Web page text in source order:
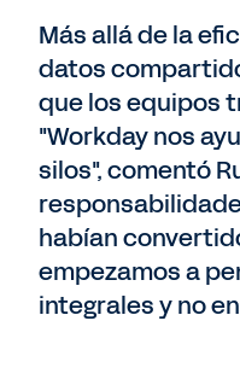
Más allá de la
datos
que los equipos
"Workday nos
silos", comentó
habían
empezamos a
integrales y no